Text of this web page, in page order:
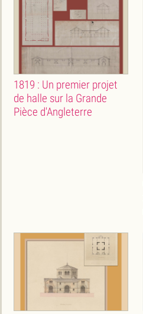
1819 : Un premier projet
de halle sur la Grande
Pièce d'Angleterre